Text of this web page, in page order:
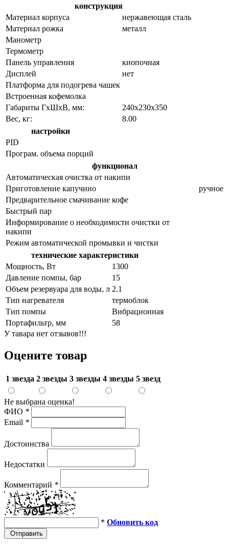
конструкция
Материал корпуса
нержавеющая сталь
Материал рожка
металл
Манометр
Термометр
Панель управления
кнопочная
Дисплей
нет
Платформа для подогрева чашек
Встроенная кофемолка
Габариты ГхШхВ, мм:
240х230х350
Вес, кг:
8.00
настройки
PID
Програм. объема порций
функционал
Автоматическая очистка от накипи
Приготовление капучино
ручное
Предварительное смачивание кофе
Быстрый пар
Информирование о необходимости очистки от
накипи
Режим автоматической промывки и чистки
технические характеристики
Мощность, Вт
1300
Давление помпы, бар
15
Объем резервуара для воды, л 2.1
Тип нагревателя
термоблок
Тип помпы
Вибрационная
Портафильтр, мм
58
У тавара нет отзывов!!!
Оцените товар
1 звезда 2 звезды 3 звезды 4 звезды 5 звезд
Не выбрана оценка!
ФИО *
Email *
Достоинства
Недостатки
Комментарий *
* Обновить код
Отправить